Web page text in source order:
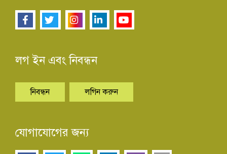
লগ ইন এবং নিবন্ধন
নিবন্ধন লগিন করুন
যোগাযোগের জন্য